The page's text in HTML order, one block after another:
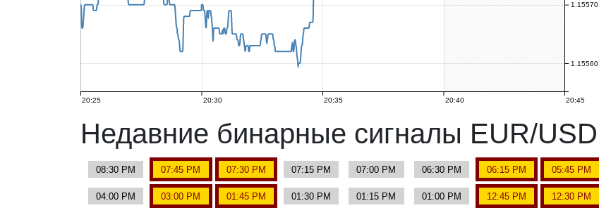
20:25 20:30 20:35 20:40 20:45
1.15560
1.15570
Недавние бинарные сигналы EUR/USD
08:30 PM 07:45 PM 07:30 PM 07:15 PM 07:00 PM 06:30 PM 06:15 PM 05:45 PM
04:00 PM 03:00 PM 01:45 PM 01:30 PM 01:15 PM 01:00 PM 12:45 PM 12:30 PM